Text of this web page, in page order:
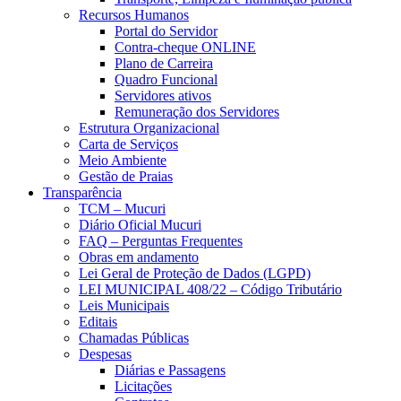
Recursos Humanos
Portal do Servidor
Contra-cheque ONLINE
Plano de Carreira
Quadro Funcional
Servidores ativos
Remuneração dos Servidores
Estrutura Organizacional
Carta de Serviços
Meio Ambiente
Gestão de Praias
Transparência
TCM – Mucuri
Diário Oficial Mucuri
FAQ – Perguntas Frequentes
Obras em andamento
Lei Geral de Proteção de Dados (LGPD)
LEI MUNICIPAL 408/22 – Código Tributário
Leis Municipais
Editais
Chamadas Públicas
Despesas
Diárias e Passagens
Licitações